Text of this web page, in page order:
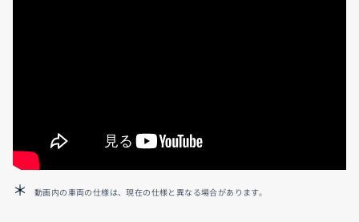
動画内の車両の仕様は、現在の仕様と異なる場合があります。